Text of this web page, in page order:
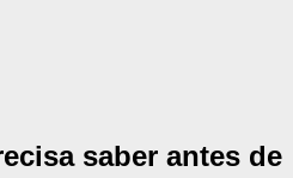
saber antes de